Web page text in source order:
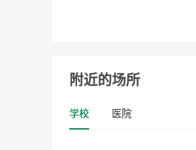
附近的场所
学校 医院